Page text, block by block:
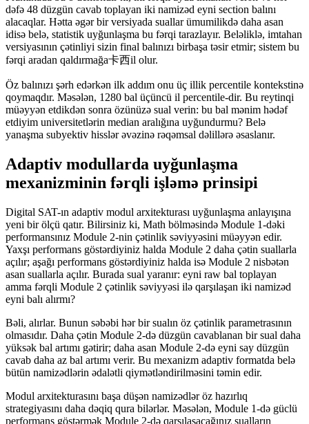
dəfə 48 düzgün cavab toplayan iki namizəd eyni section balını
alacaqlar. Hətta əgər bir versiyada suallar ümumilikdə daha asan
idisə belə, statistik uyğunlaşma bu fərqi tarazlayır. Beləliklə, imtahan
versiyasının çətinliyi sizin final balınızı birbaşa təsir etmir; sistem bu
fərqi aradan qaldırmağa卡西il olur.
Öz balınızı şərh edərkən ilk addım onu üç illik percentile kontekstinə
qoymaqdır. Məsələn, 1280 bal üçüncü il percentile-dir. Bu reytinqi
müəyyən etdikdən sonra özünüzə sual verin: bu bal mənim hədəf
etdiyim universitetlərin median aralığına uyğundurmu? Belə
yanaşma subyektiv hisslər əvəzinə rəqəmsal dəlillərə əsaslanır.
Adaptiv modullarda uyğunlaşma
mexanizminin fərqli işləmə prinsipi
Digital SAT-ın adaptiv modul arxitekturası uyğunlaşma anlayışına
yeni bir ölçü qatır. Bilirsiniz ki, Math bölməsində Module 1-dəki
performansınız Module 2-nin çətinlik səviyyəsini müəyyən edir.
Yaxşı performans göstərdiyiniz halda Module 2 daha çətin suallarla
açılır; aşağı performans göstərdiyiniz halda isə Module 2 nisbətən
asan suallarla açılır. Burada sual yaranır: eyni raw bal toplayan
amma fərqli Module 2 çətinlik səviyyəsi ilə qarşılaşan iki namizəd
eyni balı alırmı?
Bəli, alırlar. Bunun səbəbi hər bir sualın öz çətinlik parametrasının
olmasıdır. Daha çətin Module 2-də düzgün cavablanan bir sual daha
yüksək bal artımı gətirir; daha asan Module 2-də eyni say düzgün
cavab daha az bal artımı verir. Bu mexanizm adaptiv formatda belə
bütün namizədlərin ədalətli qiymətləndirilməsini təmin edir.
Modul arxitekturasını başa düşən namizədlər öz hazırlıq
strategiyasını daha dəqiq qura bilərlər. Məsələn, Module 1-də güclü
performans göstərmək Module 2-də qarşılaşacağınız sualların